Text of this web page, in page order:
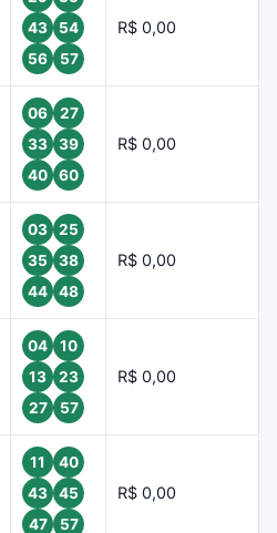
43
54
56
57
R$ 0,00
06
27
33
39
40
60
R$ 0,00
03
25
35
38
44
48
R$ 0,00
04
10
13
23
27
57
R$ 0,00
11
40
43
45
47
57
R$ 0,00